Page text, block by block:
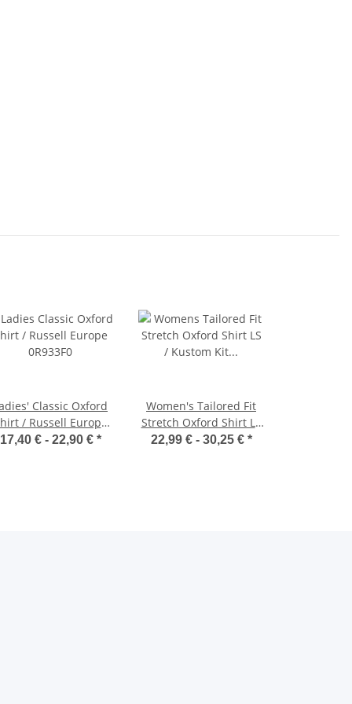
Classic Oxford
/ Russell Europe
0R933F0
17,40 € - 22,90 € *
Women's Tailored Fit
Stretch Oxford Shirt LS
/ Kustom Kit KK782
22,99 € - 30,25 € *